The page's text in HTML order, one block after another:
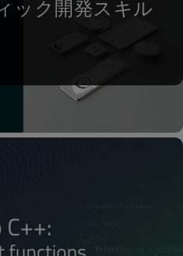
ック開発スキル